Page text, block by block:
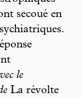
secoué en
le
La révolte